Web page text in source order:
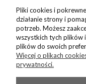
Maciej
5
Szybko i bez
w tym miesiącu
Pliki cookies i
działanie strony i
potrzeb. Możesz
wszystkich tych plików
plików do swoich
Więcej o plikach
prywatności.